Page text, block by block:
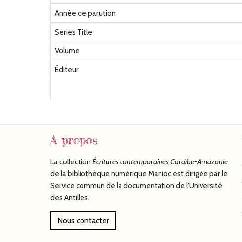
Année de parution
Series Title
Volume
Éditeur
A propos
La collection Écriturescontemporaines Caraïbe-Amazonie
de la bibliothèque numérique Manioc est dirigée par le
Service commun de la documentation de l'Université
des Antilles.
Nous contacter